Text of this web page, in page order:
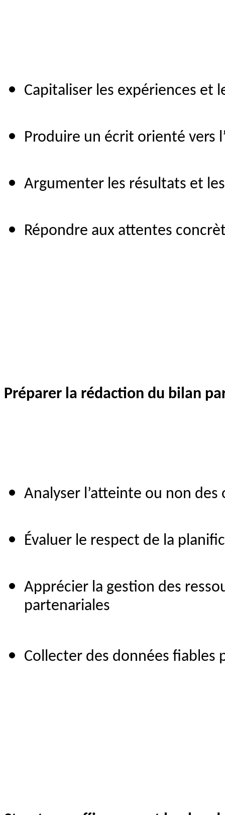
Capitaliser les expériences et
Produire un écrit orienté vers
Argumenter les résultats et
Répondre aux attentes
Préparer la rédaction du bilan
Analyser l’atteinte ou non
Évaluer le respect de la
Apprécier la gestion des
partenariales
Collecter des données fiables